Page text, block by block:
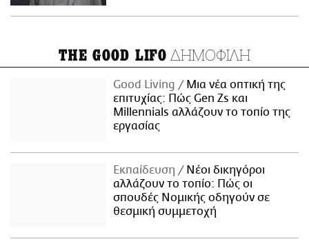
THE GOOD LIFO ΔΗΜΟΦΙΛΗ
Good Living
Μια νέα οπτική της
επιτυχίας: Πώς Gen Zs και
Millennials αλλάζουν το τοπίο της
εργασίας
Εκπαίδευση
Νέοι δικηγόροι
αλλάζουν το τοπίο: Πώς οι
σπουδές Νομικής οδηγούν σε
θεσμική συμμετοχή